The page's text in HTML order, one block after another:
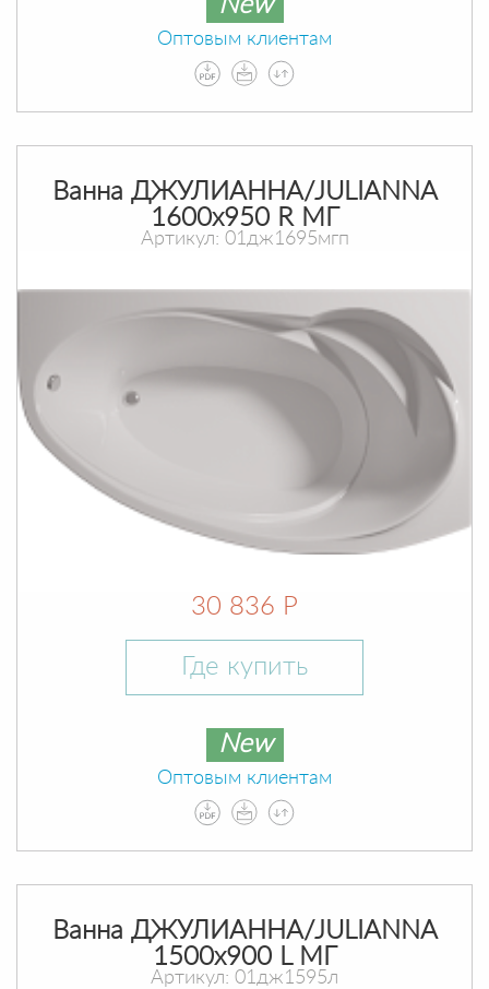
New
Оптовым клиентам
Ванна ДЖУЛИАННА/JULIANNA
1600х950 R МГ
Артикул: 01дж1695мгп
30 836 Р
Где купить
New
Оптовым клиентам
Ванна ДЖУЛИАННА/JULIANNA
1500х900 L МГ
Артикул: 01дж1595л